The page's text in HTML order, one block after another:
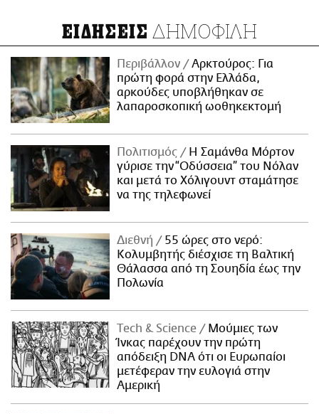
ΕΙΔΗΣΕΙΣ ΔΗΜΟΦΙΛΗ
Περιβάλλον
Αρκτούρος: Για
πρώτη φορά στην Ελλάδα,
αρκούδες υποβλήθηκαν σε
λαπαροσκοπική ωοθηκεκτομή
Πολιτισμός
Η Σαμάνθα Μόρτον
γύρισε την “Οδύσσεια” του Νόλαν
και μετά το Χόλιγουντ σταμάτησε
να της τηλεφωνεί
Διεθνή
55 ώρες στο νερό:
Κολυμβητής διέσχισε τη Βαλτική
Θάλασσα από τη Σουηδία έως την
Πολωνία
Τech & Science
Μούμιες των
Ίνκας παρέχουν την πρώτη
απόδειξη DNA ότι οι Ευρωπαίοι
μετέφεραν την ευλογιά στην
Αμερική